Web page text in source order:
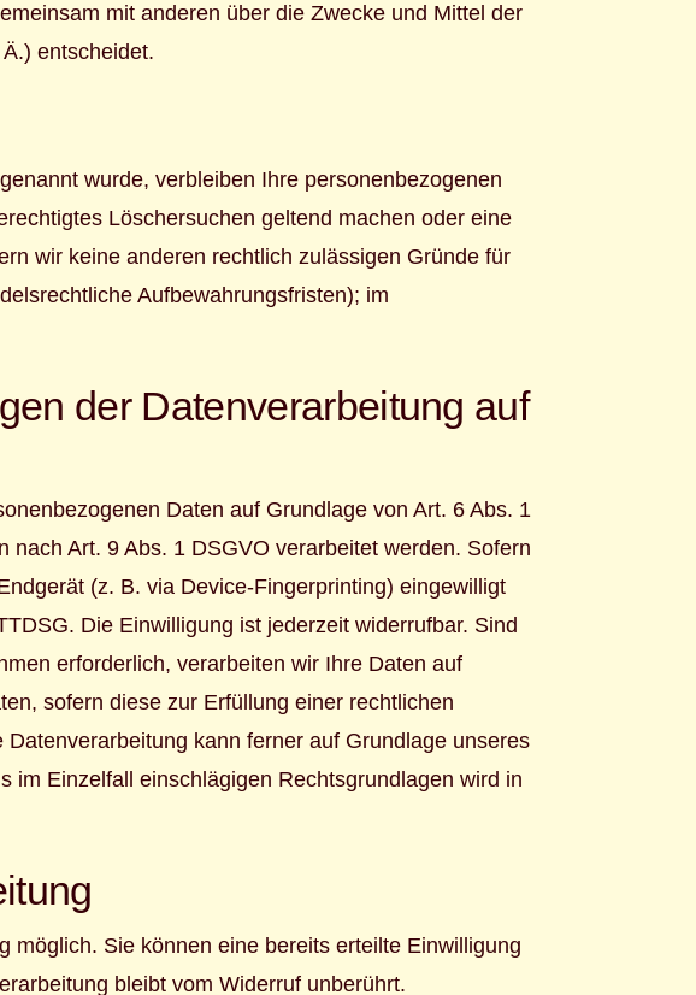
mit anderen über die Zwecke und Mittel der
entscheidet.
wurde, verbleiben Ihre personenbezogenen
Löschersuchen geltend machen oder eine
wir keine anderen rechtlich zulässigen Gründe für
Aufbewahrungsfristen); im
der Datenverarbeitung auf
Daten auf Grundlage von Art. 6 Abs. 1
nach Art. 9 Abs. 1 DSGVO verarbeitet werden. Sofern
(z. B. via Device-Fingerprinting) eingewilligt
Die Einwilligung ist jederzeit widerrufbar. Sind
erforderlich, verarbeiten wir Ihre Daten auf
sofern diese zur Erfüllung einer rechtlichen
kann ferner auf Grundlage unseres
im Einzelfall einschlägigen Rechtsgrundlagen wird in
Sie können eine bereits erteilte Einwilligung
bleibt vom Widerruf unberührt.